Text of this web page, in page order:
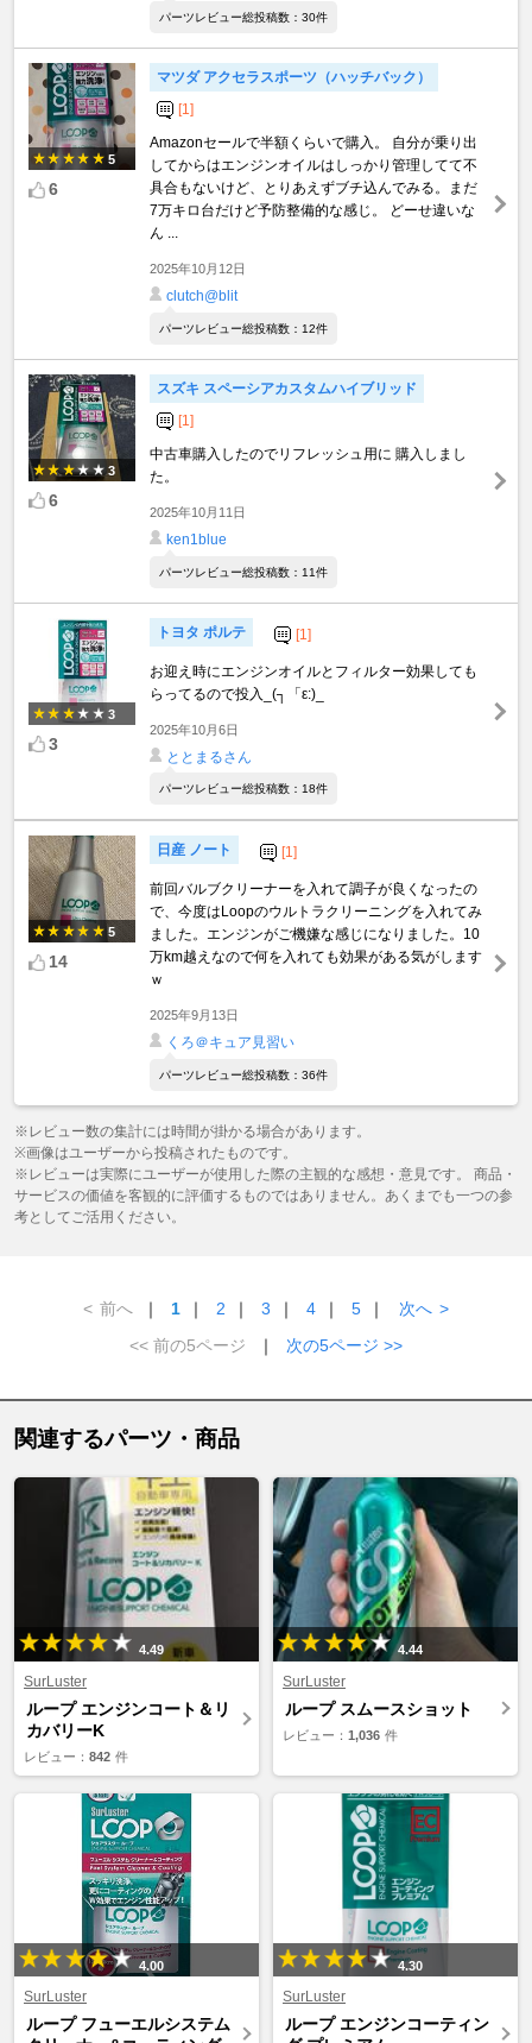
パーツレビュー総投稿数：30件
5
6
マツダ アクセラスポーツ（ハッチバック）
[1]
Amazonセールで半額くらいで購入。 自分が乗り出
してからはエンジンオイルはしっかり管理してて不
具合もないけど、とりあえずブチ込んでみる。まだ
7万キロ台だけど予防整備的な感じ。 どーせ違いな
ん ...
2025年10月12日
clutch@blit
パーツレビュー総投稿数：12件
3
6
スズキ スペーシアカスタムハイブリッド
[1]
中古車購入したのでリフレッシュ用に 購入しまし
た。
2025年10月11日
ken1blue
パーツレビュー総投稿数：11件
3
3
トヨタ ポルテ [1]
お迎え時にエンジンオイルとフィルター効果しても
らってるので投入_(┐「ε:)_
2025年10月6日
ととまるさん
パーツレビュー総投稿数：18件
5
14
日産 ノート [1]
前回バルブクリーナーを入れて調子が良くなったの
で、今度はLoopのウルトラクリーニングを入れてみ
ました。エンジンがご機嫌な感じになりました。10
万km越えなので何を入れても効果がある気がします
ｗ
2025年9月13日
くろ＠キュア見習い
パーツレビュー総投稿数：36件
※レビュー数の集計には時間が掛かる場合があります。
※画像はユーザーから投稿されたものです。
※レビューは実際にユーザーが使用した際の主観的な感想・意見です。 商品・
サービスの価値を客観的に評価するものではありません。あくまでも一つの参
考としてご活用ください。
< 前へ ｜ 1 ｜ 2 ｜ 3 ｜ 4 ｜ 5 ｜ 次へ >
<< 前の5ページ
｜ 次の5ページ >>
関連するパーツ・商品
4.49
SurLuster
ループ エンジンコート＆リ
カバリーK
レビュー： 842 件
4.44
SurLuster
ループ スムースショット
レビュー： 1,036 件
4.00
SurLuster
ループ フューエルシステム
4.30
SurLuster
ループ エンジンコーティン